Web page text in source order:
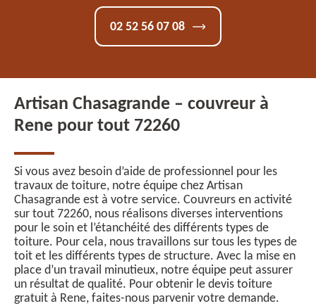
02 52 56 07 08
Artisan Chasagrande – couvreur à
Rene pour tout 72260
Si vous avez besoin d’aide de professionnel pour les
travaux de toiture, notre équipe chez Artisan
Chasagrande est à votre service. Couvreurs en activité
sur tout 72260, nous réalisons diverses interventions
pour le soin et l’étanchéité des différents types de
toiture. Pour cela, nous travaillons sur tous les types de
toit et les différents types de structure. Avec la mise en
place d’un travail minutieux, notre équipe peut assurer
un résultat de qualité. Pour obtenir le devis toiture
gratuit à Rene, faites-nous parvenir votre demande.